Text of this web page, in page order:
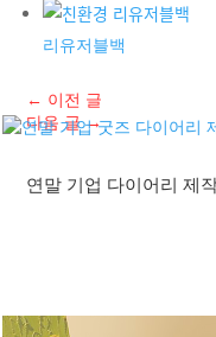
리유저블백
← 이전 글
다음 글→
연말 기업 다이어리 제